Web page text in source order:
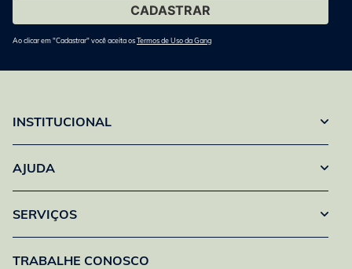
Ao clicar em "Cadastrar" você aceita osTermos de Uso da Gang
INSTITUCIONAL
AJUDA
SERVIÇOS
TRABALHE CONOSCO